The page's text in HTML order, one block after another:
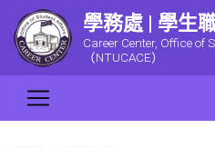
學務處 | 學生
Career Center, Office of
（NTUCACE）